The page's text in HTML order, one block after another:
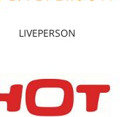
LIVEPERSON